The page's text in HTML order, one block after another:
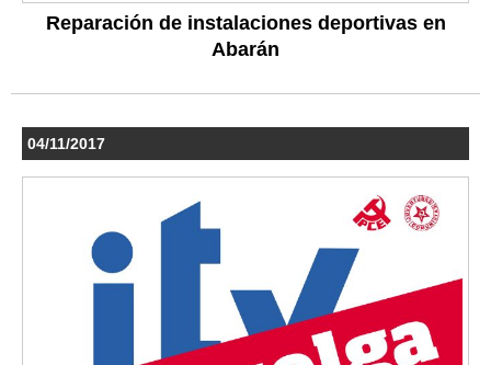
Reparación de instalaciones deportivas en
Abarán
04/11/2017